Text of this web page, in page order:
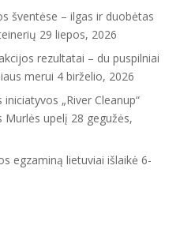
šventėse – ilgas ir duobėtas
29 liepos, 2026
rezultatai – du puspilniai
merui 4 birželio, 2026
„River Cleanup“
Murlės upelį 28 gegužės,
egzaminą lietuviai išlaikė 6-